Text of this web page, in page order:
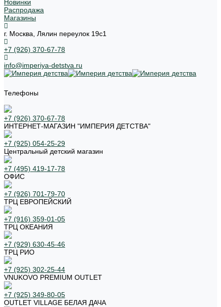
Новинки
Распродажа
Магазины
г. Москва, Лялин переулок 19с1
+7 (926) 370-67-78
info@imperiya-detstva.ru
Телефоны
+7 (926) 370-67-78
ИНТЕРНЕТ-МАГАЗИН "ИМПЕРИЯ ДЕТСТВА"
+7 (925) 054-25-29
Центральный детский магазин
+7 (495) 419-17-78
ОФИС
+7 (926) 701-79-70
ТРЦ ЕВРОПЕЙСКИЙ
+7 (916) 359-01-05
ТРЦ ОКЕАНИЯ
+7 (929) 630-45-46
ТРЦ РИО
+7 (925) 302-25-44
VNUKOVO PREMIUM OUTLET
+7 (925) 349-80-05
OUTLET VILLAGE БЕЛАЯ ДАЧА